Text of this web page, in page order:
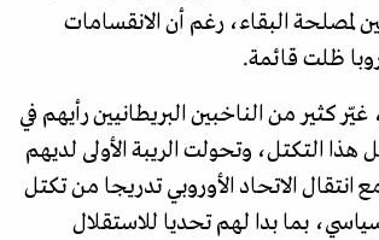
لمصلحة البقاء، رغم أن الانقسامات
ظلت قائمة.
كثير من الناخبين البريطانيين رأيهم في
التكتل، وتحولت الريبة الأولى لديهم
انتقال الاتحاد الأوروبي تدريجا من تكتل
بما بدا لهم تحديا للاستقلال